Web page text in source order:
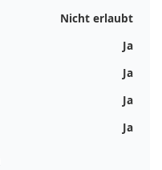
Nicht erlaubt
Ja
Ja
Ja
Ja